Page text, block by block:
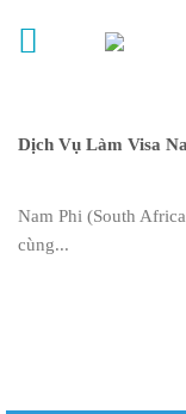
Dịch Vụ Làm Visa
Nam Phi (South
cùng...